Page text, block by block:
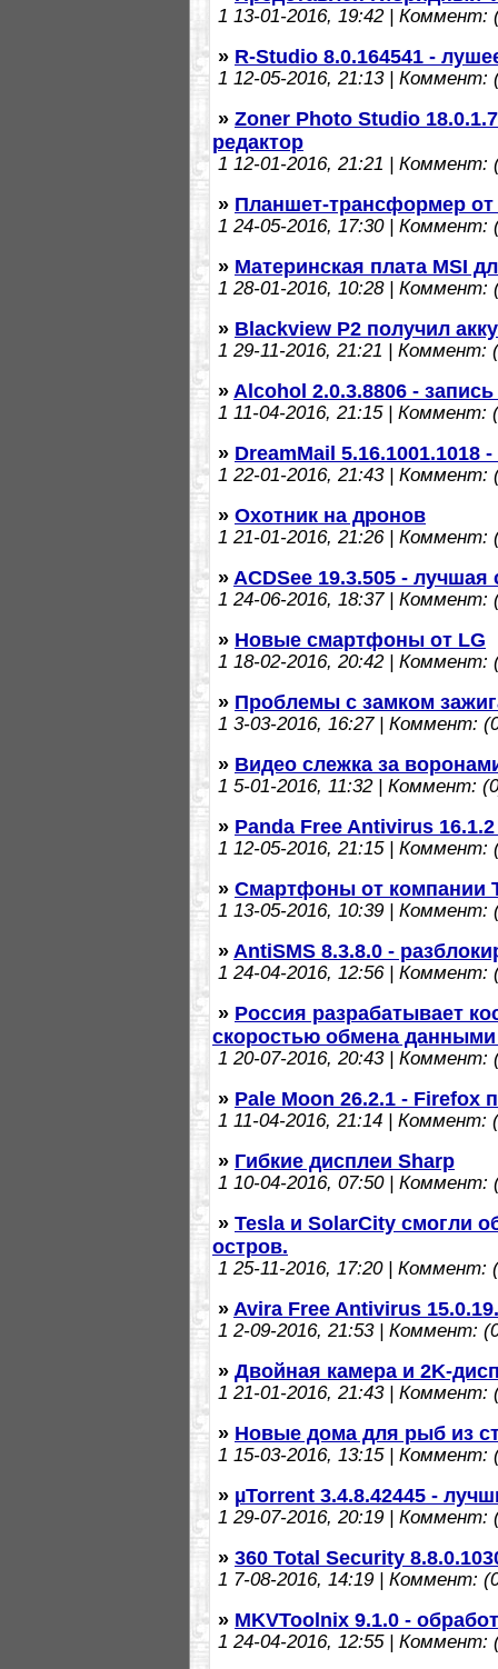
1 13-01-2016, 19:42 | Коммент:
» R-Studio 8.0.164541 -
1 12-05-2016, 21:13 | Коммент:
» Zoner Photo Studio
редактор
1 12-01-2016, 21:21 | Коммент:
» Планшет-трансформер от
1 24-05-2016, 17:30 | Коммент:
» Материнская плата MSI
1 28-01-2016, 10:28 | Коммент:
» Blackview P2 получил
1 29-11-2016, 21:21 | Коммент:
» Alcohol 2.0.3.8806 -
1 11-04-2016, 21:15 | Коммент:
» DreamMail 5.16.1001.1018
1 22-01-2016, 21:43 | Коммент:
» Охотник на дронов
1 21-01-2016, 21:26 | Коммент:
» ACDSee 19.3.505 -
1 24-06-2016, 18:37 | Коммент:
» Новые смартфоны от LG
1 18-02-2016, 20:42 | Коммент:
» Проблемы с замком
1 3-03-2016, 16:27 | Коммент:
» Видео слежка за
1 5-01-2016, 11:32 | Коммент:
» Panda Free Antivirus
1 12-05-2016, 21:15 | Коммент:
» Смартфоны от компании
1 13-05-2016, 10:39 | Коммент:
» AntiSMS 8.3.8.0 -
1 24-04-2016, 12:56 | Коммент:
» Россия разрабатывает
скоростью обмена данными
1 20-07-2016, 20:43 | Коммент:
» Pale Moon 26.2.1 - Firefox
1 11-04-2016, 21:14 | Коммент:
» Гибкие дисплеи Sharp
1 10-04-2016, 07:50 | Коммент:
» Tesla и SolarCity смогли
остров.
1 25-11-2016, 17:20 | Коммент:
» Avira Free Antivirus
1 2-09-2016, 21:53 | Коммент:
» Двойная камера и 2K-
1 21-01-2016, 21:43 | Коммент:
» Новые дома для рыб из
1 15-03-2016, 13:15 | Коммент:
» µTorrent 3.4.8.42445 -
1 29-07-2016, 20:19 | Коммент:
» 360 Total Security
1 7-08-2016, 14:19 | Коммент:
» MKVToolnix 9.1.0 -
1 24-04-2016, 12:55 | Коммент: